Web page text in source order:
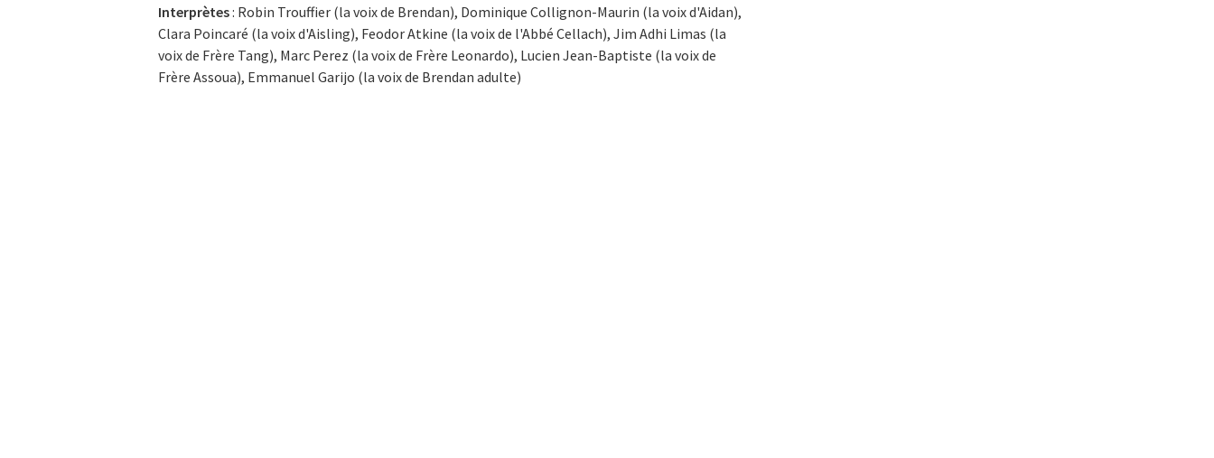
Interprètes: Robin Trouffier (la voix de Brendan), Dominique Collignon-Maurin (la voix d'Aidan),
Clara Poincaré (la voix d'Aisling), Feodor Atkine (la voix de l'Abbé Cellach), Jim Adhi Limas (la
voix de Frère Tang), Marc Perez (la voix de Frère Leonardo), Lucien Jean-Baptiste (la voix de
Frère Assoua), Emmanuel Garijo (la voix de Brendan adulte)